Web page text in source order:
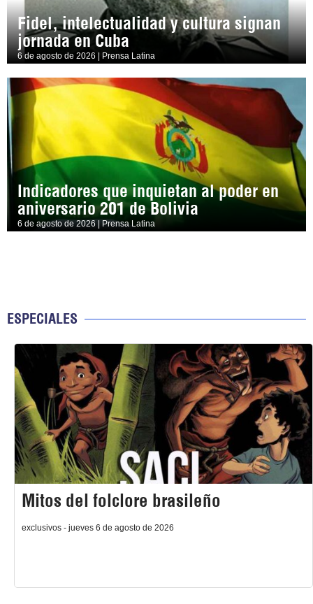
Fidel, intelectualidad y cultura signan
jornada en Cuba
6 de agosto de 2026 | Prensa Latina
Indicadores que inquietan al poder en
aniversario 201 de Bolivia
6 de agosto de 2026 | Prensa Latina
ESPECIALES
Mitos del folclore brasileño
exclusivos - jueves 6 de agosto de 2026